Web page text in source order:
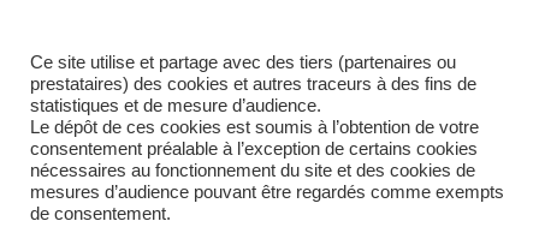
Ce site utilise et partage avec des tiers (partenaires ou
prestataires) des cookies et autres traceurs à des fins de
statistiques et de mesure d’audience.
Le dépôt de ces cookies est soumis à l’obtention de votre
consentement préalable à l’exception de certains cookies
nécessaires au fonctionnement du site et des cookies de
mesures d’audience pouvant être regardés comme exempts
de consentement.